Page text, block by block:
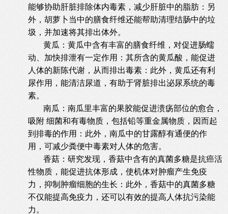
能够协助肝脏排除体内毒素，减少肝脏中的脂肪：另
外，胡萝卜当中的膳食纤维还能帮助清理结肠中的垃
圾，并加速将其排出体外。
黄瓜：黄瓜中含有丰富的膳食纤维，对促进肠蠕
动、加快排泄有一定作用：其所含的黄瓜酸，能促进
人体的新陈代谢，从而排出毒素：此外，黄瓜还有利
尿作用，能清洁尿道，有助于肾脏排出泌尿系统的毒
素。
南瓜：南瓜里丰富的果胶能促进溃疡部位的愈合，
吸附 细菌和有毒物质，包括铅等重金属物质，因而起
到排毒的作用：此外，南瓜中的甘露醇有通便的作
用，可减少粪便中毒素对人体的危害。
香菇：研究发现，香菇中含有的真菌多糖是抗癌活
性物质，能促进抗体形成，使机体对肿瘤产生免疫
力，抑制肿瘤细胞的生长：此外，香菇中的真菌多糖
不仅能提高免疫力，还可以有效的提高人体抗污染能
力。